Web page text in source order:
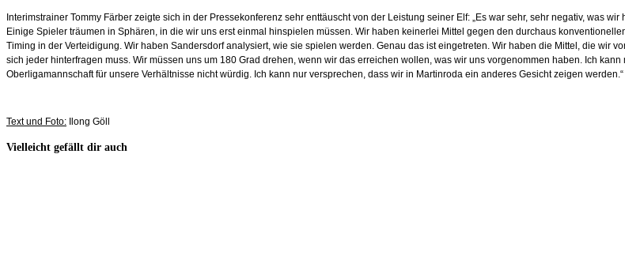
Interimstrainer Tommy Färber zeigte sich in der Pressekonferenz sehr enttäuscht von der Leistung seiner Elf: „Es war sehr, sehr negativ, was
Einige Spieler träumen in Sphären, in die wir uns erst einmal hinspielen müssen. Wir haben keinerlei Mittel gegen den durchaus
Timing in der Verteidigung. Wir haben Sandersdorf analysiert, wie sie spielen werden. Genau das ist eingetreten. Wir haben die Mittel, die wir
sich jeder hinterfragen muss. Wir müssen uns um 180 Grad drehen, wenn wir das erreichen wollen, was wir uns vorgenommen haben. Ich
Oberligamannschaft für unsere Verhältnisse nicht würdig. Ich kann nur versprechen, dass wir in Martinroda ein anderes Gesicht zeigen werden.“
Text und Foto: Ilong Göll
Vielleicht gefällt dir auch